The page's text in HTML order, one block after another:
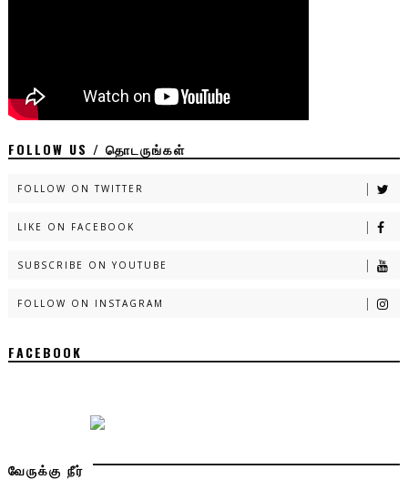
FOLLOW US / தொடருங்கள்
FOLLOW ON TWITTER
LIKE ON FACEBOOK
SUBSCRIBE ON YOUTUBE
FOLLOW ON INSTAGRAM
FACEBOOK
வேருக்கு நீர்